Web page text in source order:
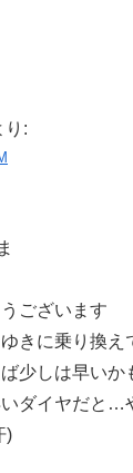
り:
ございます
きに乗り換え
少しは早い
ダイヤだと…
)